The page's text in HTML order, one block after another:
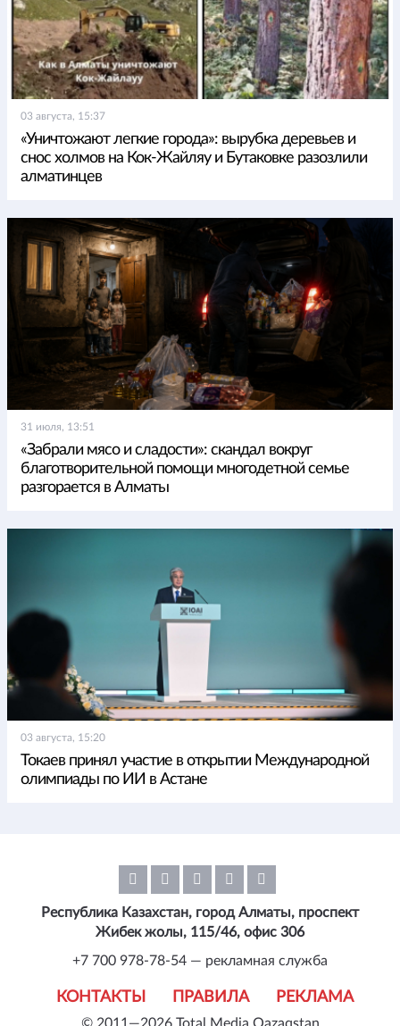
03 августа, 15:37
«Уничтожают легкие города»: вырубка деревьев и
снос холмов на Кок-Жайляу и Бутаковке разозлили
алматинцев
31 июля, 13:51
«Забрали мясо и сладости»: скандал вокруг
благотворительной помощи многодетной семье
разгорается в Алматы
03 августа, 15:20
Токаев принял участие в открытии Международной
олимпиады по ИИ в Астане
© 2011—2026 Total Media Qazaqstan
КОНТАКТЫ ПРАВИЛА РЕКЛАМА
Республика Казахстан, город Алматы, проспект
Жибек жолы, 115/46, офис 306
+7 700 978-78-54 — рекламная служба